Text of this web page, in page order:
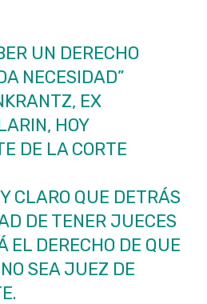
UN DERECHO
NECESIDAD”
EX
HOY
DE LA CORTE
CLARO QUE DETRÁS
DE TENER JUECES
EL DERECHO DE QUE
SEA JUEZ DE